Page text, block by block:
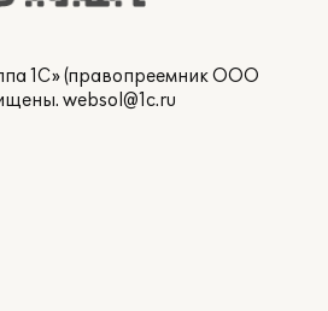
1С» (правопреемник ООО
websol@1c.ru